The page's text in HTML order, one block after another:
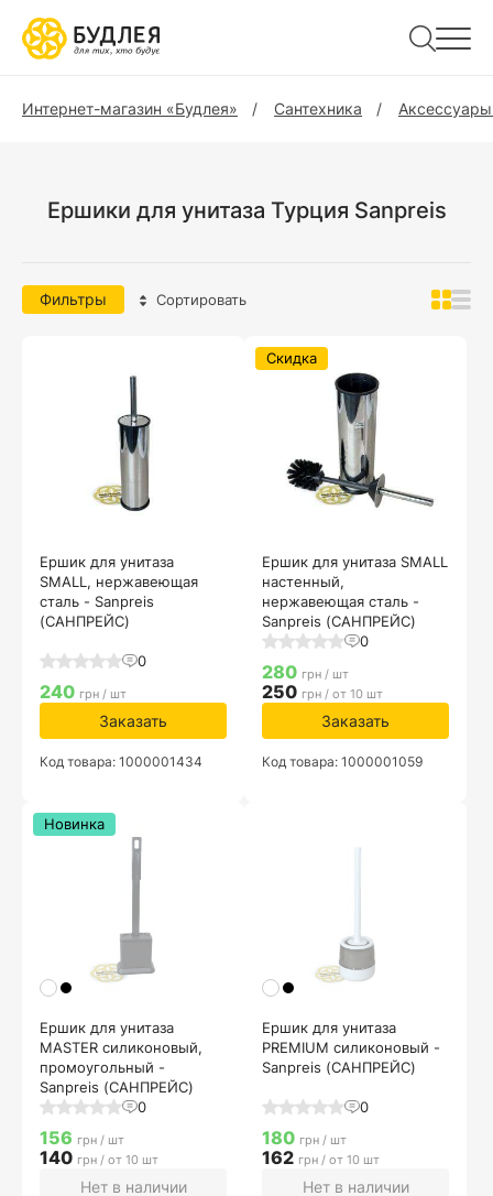
Интернет-магазин «Будлея» Сантехника
Ершики для унитаза Турция Sanpreis
Фильтры Сортировать
Ершик для унитаза
SMALL, нержавеющая
сталь - Sanpreis
(САНПРЕЙС)
0
240 грн / шт
Заказать
Код товара: 1000001434
Ершик для унитаза SMALL
настенный,
нержавеющая сталь -
Sanpreis (САНПРЕЙС)
0
Скидка
280 грн / шт
250 грн / от 10 шт
Заказать
Код товара: 1000001059
Ершик для унитаза
MASTER силиконовый,
промоугольный -
Sanpreis (САНПРЕЙС)
0
Новинка
156 грн / шт
140 грн / от 10 шт
Нет в наличии
Ершик для унитаза
PREMIUM силиконовый -
Sanpreis (САНПРЕЙС)
0
180 грн / шт
162 грн / от 10 шт
Нет в наличии